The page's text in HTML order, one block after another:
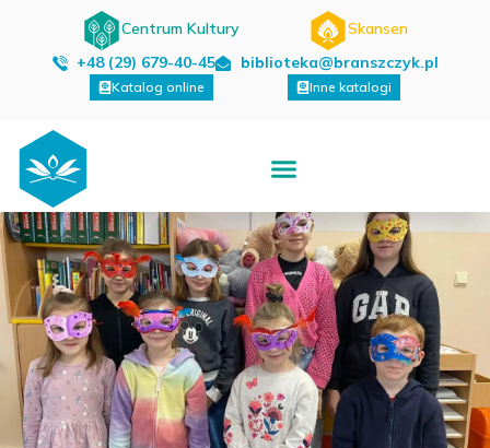
Centrum Kultury
Skansen
+48 (29) 679-40-45
biblioteka@branszczyk.pl
Katalog online Inne katalogi